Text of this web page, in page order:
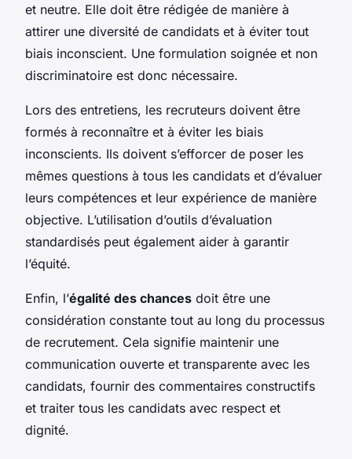
et neutre. Elle doit être rédigée de manière à
attirer une diversité de candidats et à éviter tout
biais inconscient. Une formulation soignée et non
discriminatoire est donc nécessaire.
Lors des entretiens, les recruteurs doivent être
formés à reconnaître et à éviter les biais
inconscients. Ils doivent s’efforcer de poser les
mêmes questions à tous les candidats et d’évaluer
leurs compétences et leur expérience de manière
objective. L’utilisation d’outils d’évaluation
standardisés peut également aider à garantir
l’équité.
Enfin, l’égalité des chances doit être une
considération constante tout au long du processus
de recrutement. Cela signifie maintenir une
communication ouverte et transparente avec les
candidats, fournir des commentaires constructifs
et traiter tous les candidats avec respect et
dignité.